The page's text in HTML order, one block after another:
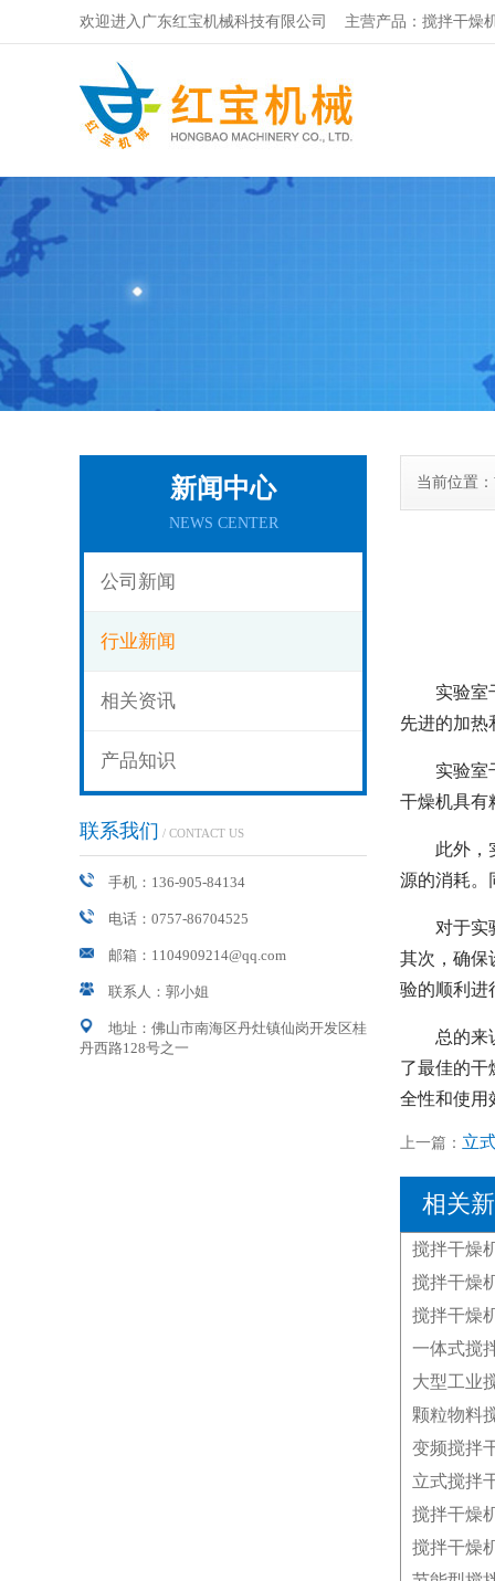
欢迎进入广东红宝机械科技有限公司 主营产品：搅拌干燥
新闻中心
NEWS CENTER
公司新闻
行业新闻
相关资讯
产品知识
联系我们 / CONTACT US
手机：136-905-84134
电话：0757-86704525
邮箱：1104909214@qq.com
联系人：郭小姐
地址：佛山市南海区丹灶镇仙岗开发区桂
丹西路128号之一
当前位置：
实验室
先进的加热
实验室
干燥机具有
此外，
源的消耗。
对于实
其次，确保
验的顺利进
总的来
了最佳的干
全性和使用
上一篇： 立
相关
搅拌干燥
搅拌干燥